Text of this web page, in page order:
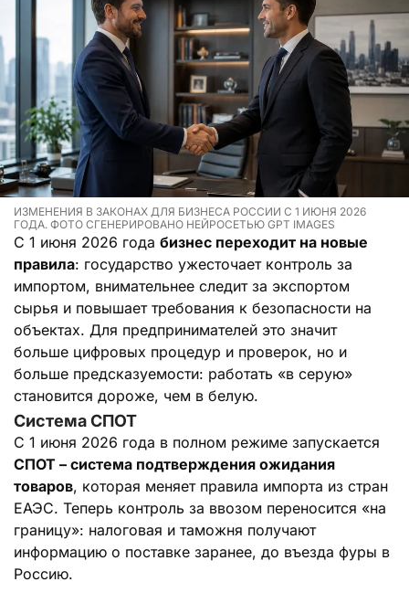
ИЗМЕНЕНИЯ В ЗАКОНАХ ДЛЯ БИЗНЕСА РОССИИ С 1 ИЮНЯ 2026
ГОДА. ФОТО СГЕНЕРИРОВАНО НЕЙРОСЕТЬЮ GPT IMAGES
С 1 июня 2026 года бизнес переходит на новые
правила: государство ужесточает контроль за
импортом, внимательнее следит за экспортом
сырья и повышает требования к безопасности на
объектах. Для предпринимателей это значит
больше цифровых процедур и проверок, но и
больше предсказуемости: работать «в серую»
становится дороже, чем в белую.
Система СПОТ
С 1 июня 2026 года в полном режиме запускается
СПОТ – система подтверждения ожидания
товаров, которая меняет правила импорта из стран
ЕАЭС. Теперь контроль за ввозом переносится «на
границу»: налоговая и таможня получают
информацию о поставке заранее, до въезда фуры в
Россию.